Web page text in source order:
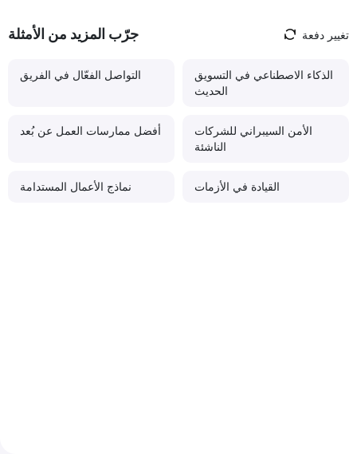
جرّب المزيد من الأمثلة تغيير دفعة
التواصل الفعّال في الفريق
الذكاء الاصطناعي في التسويق
الحديث
أفضل ممارسات العمل عن بُعد
الأمن السيبراني للشركات
الناشئة
نماذج الأعمال المستدامة القيادة في الأزمات